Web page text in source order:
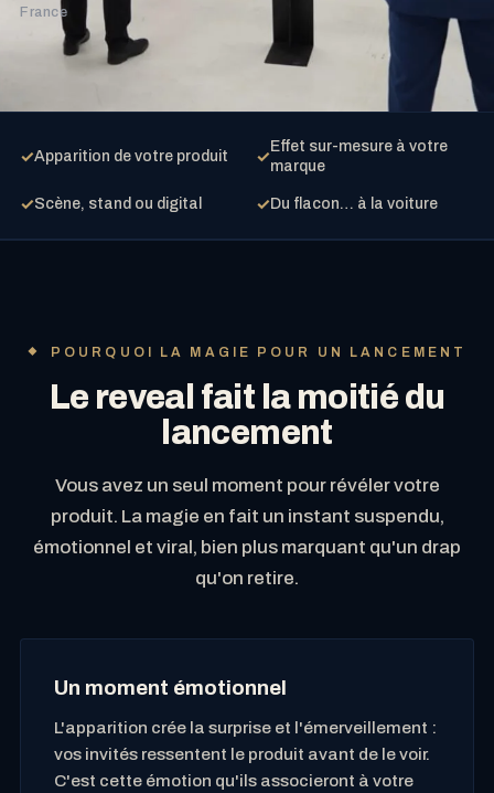
France
✓Apparition de votre produit ✓
Effet sur-mesure à votre
marque
✓Scène, stand ou digital ✓Du flacon… à la voiture
POURQUOI LA MAGIE POUR UN LANCEMENT
Le reveal fait la moitié du
lancement
Vous avez un seul moment pour révéler votre
produit. La magie en fait un instant suspendu,
émotionnel et viral, bien plus marquant qu'un drap
qu'on retire.
Un moment émotionnel
L'apparition crée la surprise et l'émerveillement :
vos invités ressentent le produit avant de le voir.
C'est cette émotion qu'ils associeront à votre